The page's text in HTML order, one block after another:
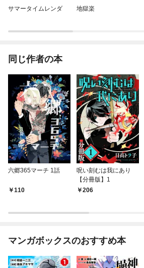
サマータイムレンダ 地獄楽
同じ作者の本
六郷365マーチ 1話
110
呪い刻むは我にあり
【分冊版】1
206
マンガボックスのおすすめ本